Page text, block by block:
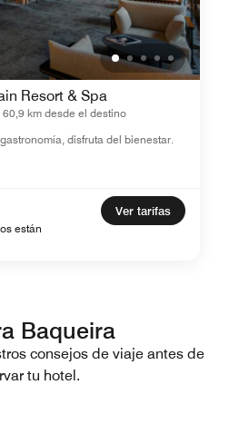
Resort & Spa
60,9 km desde el destino
disfruta del bienestar.
están
Ver tarifas
Baqueira
consejos de viaje antes de
tu hotel.